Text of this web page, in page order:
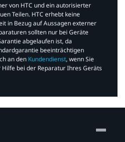
von HTC und ein autorisierter
Teilen. HTC erhebt keine
in Bezug auf Aussagen externer
sollten nur bei Geräte
abgelaufen ist, da
beeinträchtigen
an den Kundendienst, wenn Sie
bei der Reparatur Ihres Geräts